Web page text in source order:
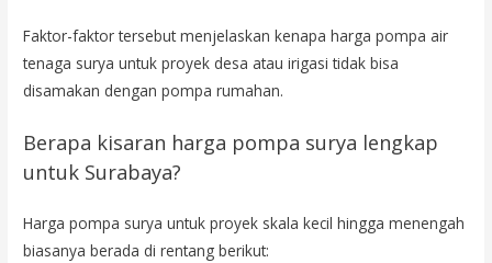
Faktor-faktor tersebut menjelaskan kenapa harga pompa air
tenaga surya untuk proyek desa atau irigasi tidak bisa
disamakan dengan pompa rumahan.
Berapa kisaran harga pompa surya lengkap
untuk Surabaya?
Harga pompa surya untuk proyek skala kecil hingga menengah
biasanya berada di rentang berikut: